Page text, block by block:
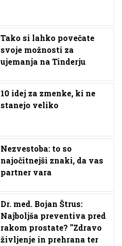
Tako si lahko povečate
svoje možnosti za
ujemanja na Tinderju
10 idej za zmenke, ki ne
stanejo veliko
Nezvestoba: to so
najočitnejši znaki, da vas
partner vara
Dr. med. Bojan Štrus:
Najboljša preventiva pred
rakom prostate? ''Zdravo
življenje in prehrana ter